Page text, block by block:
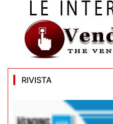
RIVISTA